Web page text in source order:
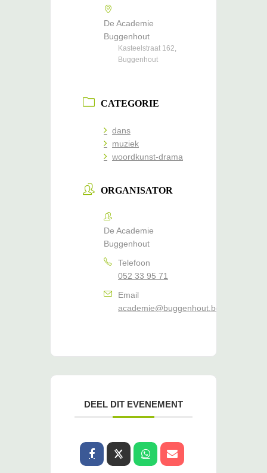
De Academie
Buggenhout
Kasteelstraat 162,
Buggenhout
CATEGORIE
dans
muziek
woordkunst-drama
ORGANISATOR
De Academie
Buggenhout
Telefoon
052 33 95 71
Email
academie@buggenhout.be
DEEL DIT EVENEMENT